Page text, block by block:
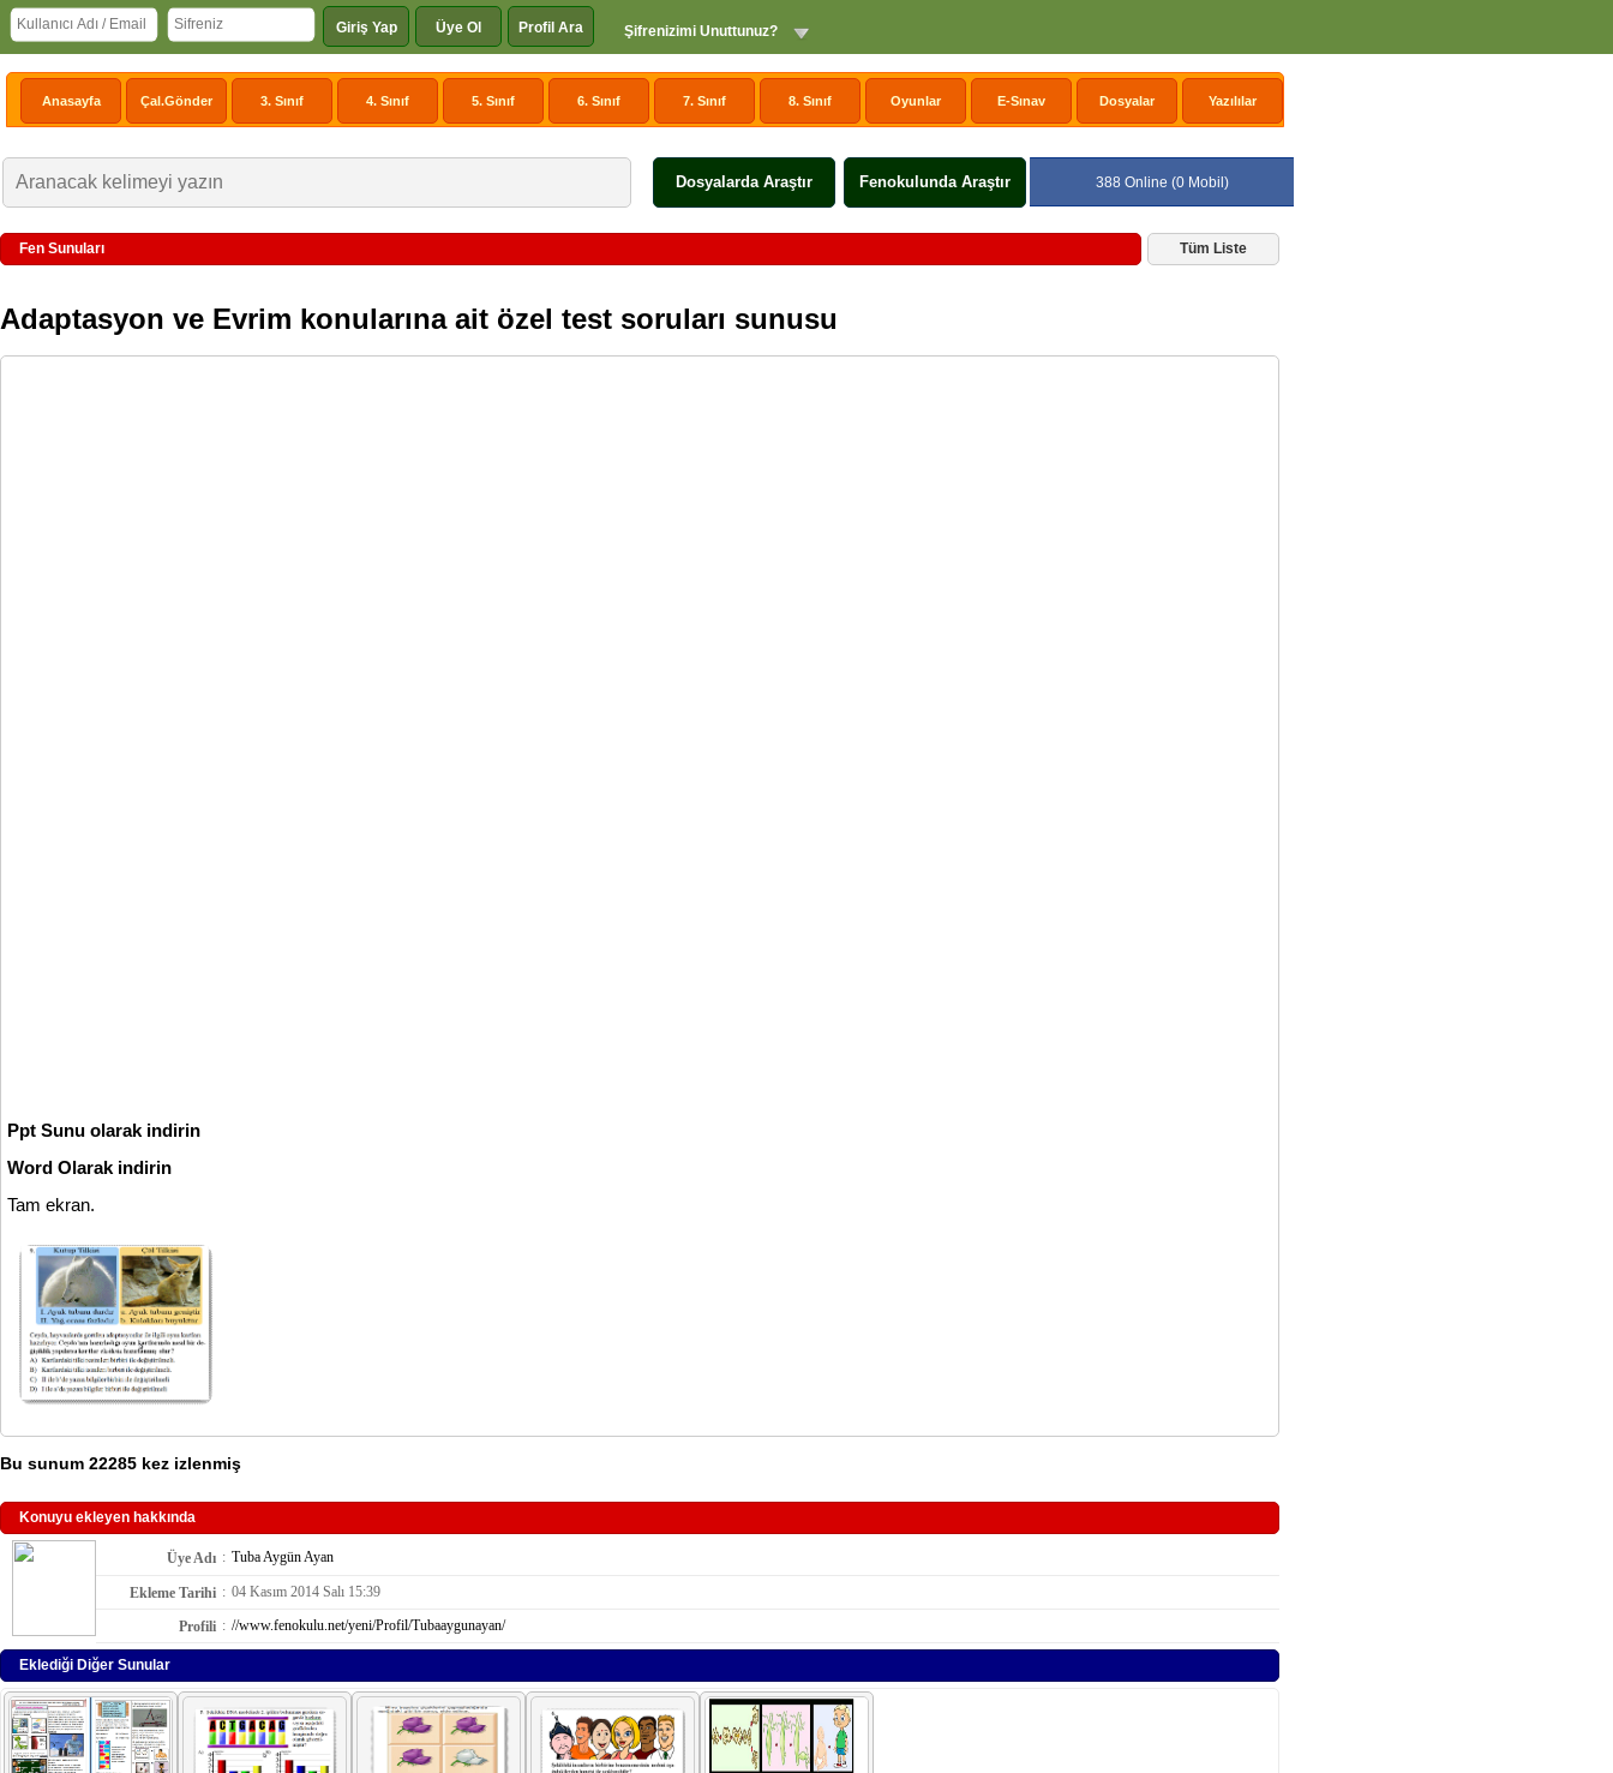
Giriş Yap Üye Ol Profil Ara Şifrenizimi Unuttunuz?
Anasayfa Çal.Gönder 3. Sınıf 4. Sınıf 5. Sınıf 6. Sınıf 7. Sınıf 8. Sınıf Oyunlar E-Sınav Dosyalar Yazılılar
Dosyalarda Araştır Fenokulunda Araştır 388 Online (0 Mobil)
Fen Sunuları Tüm Liste
Adaptasyon ve Evrim konularına ait özel test soruları sunusu
Ppt Sunu olarak indirin
Word Olarak indirin
Tam ekran.
Bu sunum 22285 kez izlenmiş
Konuyu ekleyen hakkında
Üye Adı : Tuba Aygün Ayan
Ekleme Tarihi : 04 Kasım 2014 Salı 15:39
Profili : //www.fenokulu.net/yeni/Profil/Tubaaygunayan/
Eklediği Diğer Sunular